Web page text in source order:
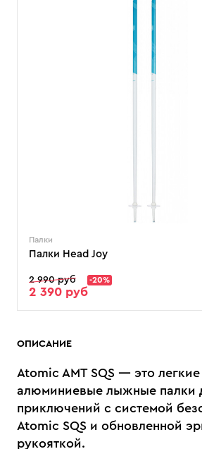
Палки
Палки Head Joy
2 990 руб -20%
2 390 руб
ОПИСАНИЕ
Atomic AMT SQS — это
алюминиевые лыжные палки
приключений с системой
Atomic SQS и обновленной
рукояткой.